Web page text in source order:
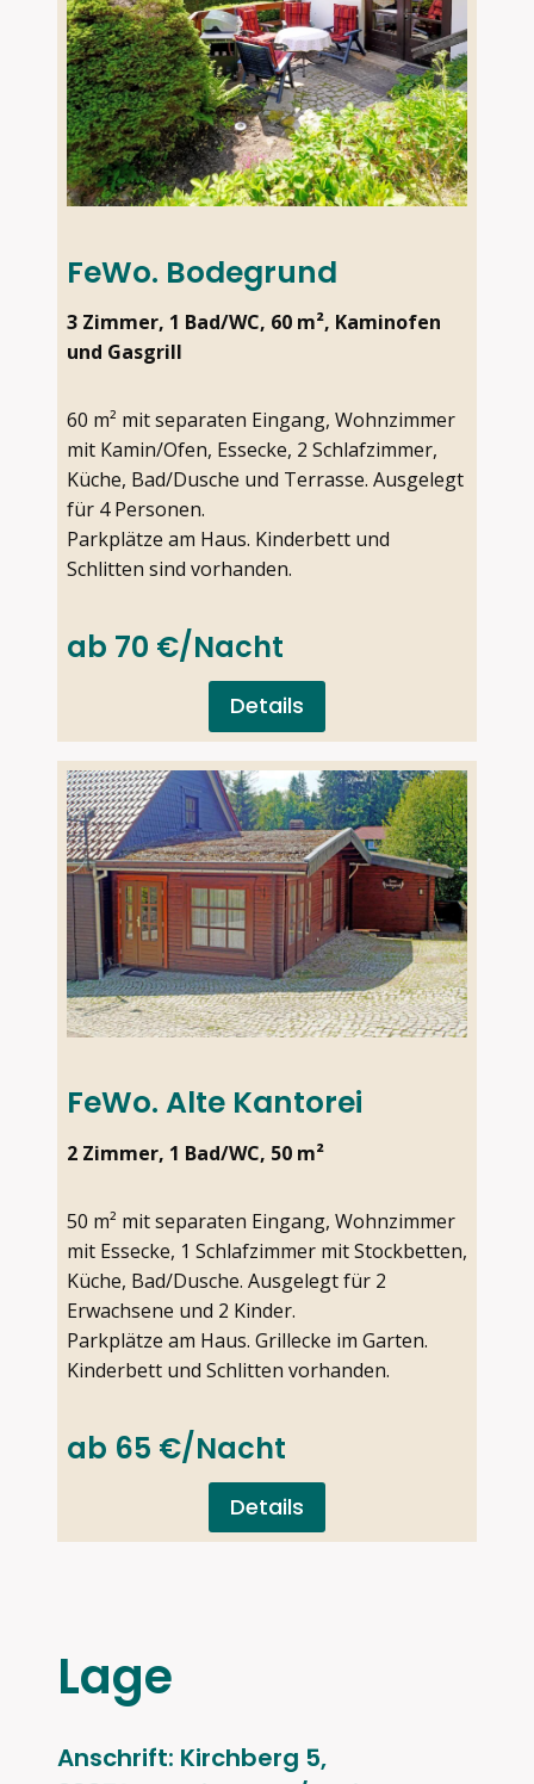
FeWo. Bodegrund
3 Zimmer, 1 Bad/WC, 60 m², Kaminofen
und Gasgrill
60 m² mit separaten Eingang, Wohnzimmer
mit Kamin/Ofen, Essecke, 2 Schlafzimmer,
Küche, Bad/Dusche und Terrasse. Ausgelegt
für 4 Personen.
Parkplätze am Haus. Kinderbett und
Schlitten sind vorhanden.
ab 70 €/Nacht
Details
FeWo. Alte Kantorei
2 Zimmer, 1 Bad/WC, 50 m²
50 m² mit separaten Eingang, Wohnzimmer
mit Essecke, 1 Schlafzimmer mit Stockbetten,
Küche, Bad/Dusche. Ausgelegt für 2
Erwachsene und 2 Kinder.
Parkplätze am Haus. Grillecke im Garten.
Kinderbett und Schlitten vorhanden.
ab 65 €/Nacht
Details
Lage
Anschrift: Kirchberg 5,